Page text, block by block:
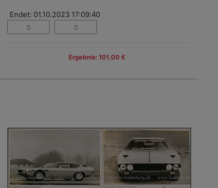
Endet: 01.10.2023 17:09:40
Ergebnis: 101,00 €